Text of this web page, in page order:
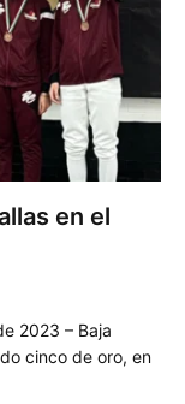
en el
2023 – Baja
cinco de oro, en